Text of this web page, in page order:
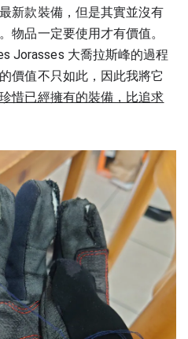
新款裝備，但是其實並沒有
物品一定要使用才有價值。
Jorasses 大喬拉斯峰的過程
價值不只如此，因此我將它
珍惜已經擁有的裝備，比追求